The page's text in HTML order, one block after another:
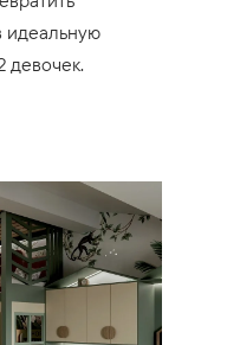
идеальную
девочек.